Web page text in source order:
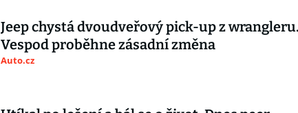
Jeep chystá dvoudveřový pick-up z wrangleru.
Vespod proběhne zásadní změna
Auto.cz